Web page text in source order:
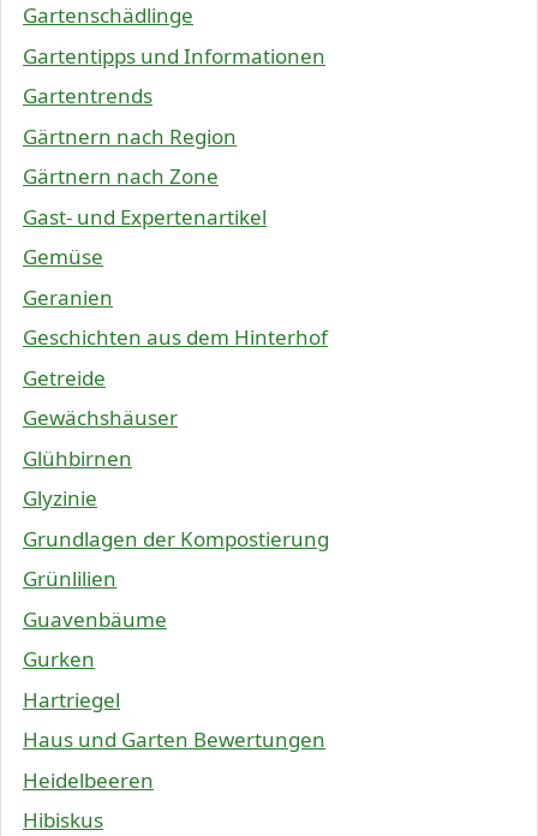
Gartenschädlinge
Gartentipps und Informationen
Gartentrends
Gärtnern nach Region
Gärtnern nach Zone
Gast- und Expertenartikel
Gemüse
Geranien
Geschichten aus dem Hinterhof
Getreide
Gewächshäuser
Glühbirnen
Glyzinie
Grundlagen der Kompostierung
Grünlilien
Guavenbäume
Gurken
Hartriegel
Haus und Garten Bewertungen
Heidelbeeren
Hibiskus